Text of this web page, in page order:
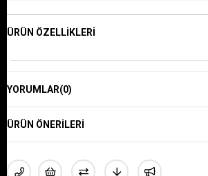
ÜRÜN ÖZELLIKLERI
YORUMLAR(0)
ÜRÜN ÖNERILERI